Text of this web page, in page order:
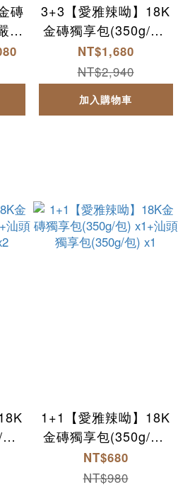
磚
選
米
3+3【愛雅辣呦】18K
金磚獨享包(350g/包)
x3+汕頭獨享包(350g/
包) x3
NT$1,680
NT$2,940
加入購物車
)
1+1【愛雅辣呦】18K
金磚獨享包(350g/包)
x1+汕頭獨享包(350g/
包) x1
NT$680
NT$980